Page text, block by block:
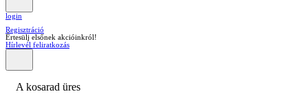
login
Regisztráció
Értesülj elsőnek akcióinkról!
Hírlevél feliratkozás
A kosarad üres